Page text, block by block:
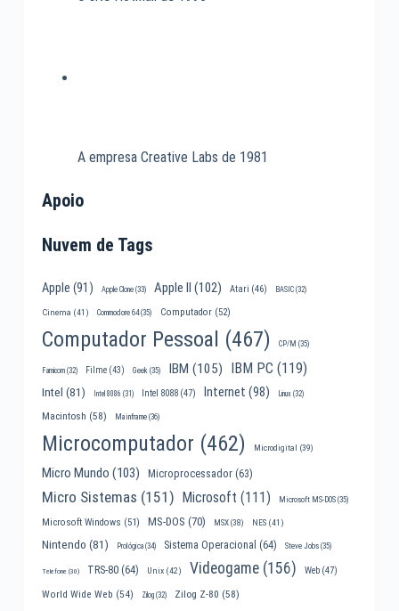
A empresa Creative Labs de 1981
Apoio
Nuvem de Tags
Apple (91) Apple Clone(33) Apple II (102) Atari (46) BASIC(32)
Cinema (41) Commodore 64(35) Computador(52)
Computador Pessoal (467) CP/M (35)
Famicom(32) Filme(43) Geek (35) IBM (105) IBM PC (119)
Intel (81) Intel 8086 (31) Intel 8088(47) Internet (98) Linux(32)
Macintosh (58) Mainframe(36)
Microcomputador (462) Microdigital (39)
Micro Mundo (103) Microprocessador(63)
Micro Sistemas (151) Microsoft (111) Microsoft MS-DOS(35)
Microsoft Windows (51) MS-DOS (70) MSX(38) NES(41)
Nintendo (81) Prológica(34) Sistema Operacional (64) Steve Jobs(35)
Telefone (30) TRS-80(64) Unix(42) Videogame(156) Web(47)
World Wide Web (54) Zilog(32) Zilog Z-80 (58)